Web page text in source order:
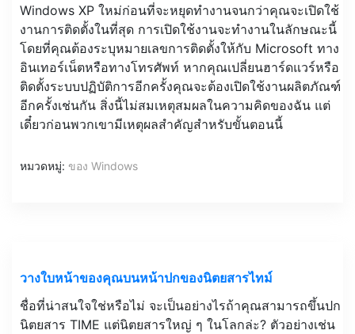
Windows XP ใหม่ก่อนที่จะหยุดทำงานจนกว่าคุณจะเปิดใช้
งานการติดตั้งในที่สุด การเปิดใช้งานจะทำงานในลักษณะนี้
โดยที่คุณต้องระบุหมายเลขการติดตั้งให้กับ Microsoft ทาง
อินเทอร์เน็ตหรือทางโทรศัพท์ หากคุณเปลี่ยนฮาร์ดแวร์หรือ
ติดตั้งระบบปฏิบัติการอีกครั้งคุณจะต้องเปิดใช้งานผลิตภัณฑ์
อีกครั้งเช่นกัน สิ่งนี้ไม่สมเหตุสมผลในความคิดของฉัน แต่
เดี๋ยวก่อนพวกเขามีเหตุผลสำคัญสำหรับขั้นตอนนี้
หมวดหมู่: ของ Windows
วางใบหน้าของคุณบนหน้าปกของนิตยสารไทม์
ชื่อที่น่าสนใจใช่หรือไม่ จะเป็นอย่างไรถ้าคุณสามารถขึ้นปก
นิตยสาร TIME แต่นิตยสารใหญ่ ๆ ในโลกล่ะ? ตัวอย่างเช่น